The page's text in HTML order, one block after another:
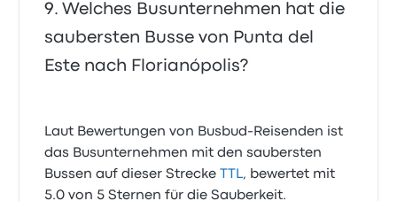
Welches Busunternehmen hat die
saubersten Busse von Punta del
Este nach Florianópolis?
Laut Bewertungen von Busbud-Reisenden ist
das Busunternehmen mit den saubersten
Bussen auf dieser Strecke
TTL, bewertet mit
5.0 von 5 Sternen für die Sauberkeit.